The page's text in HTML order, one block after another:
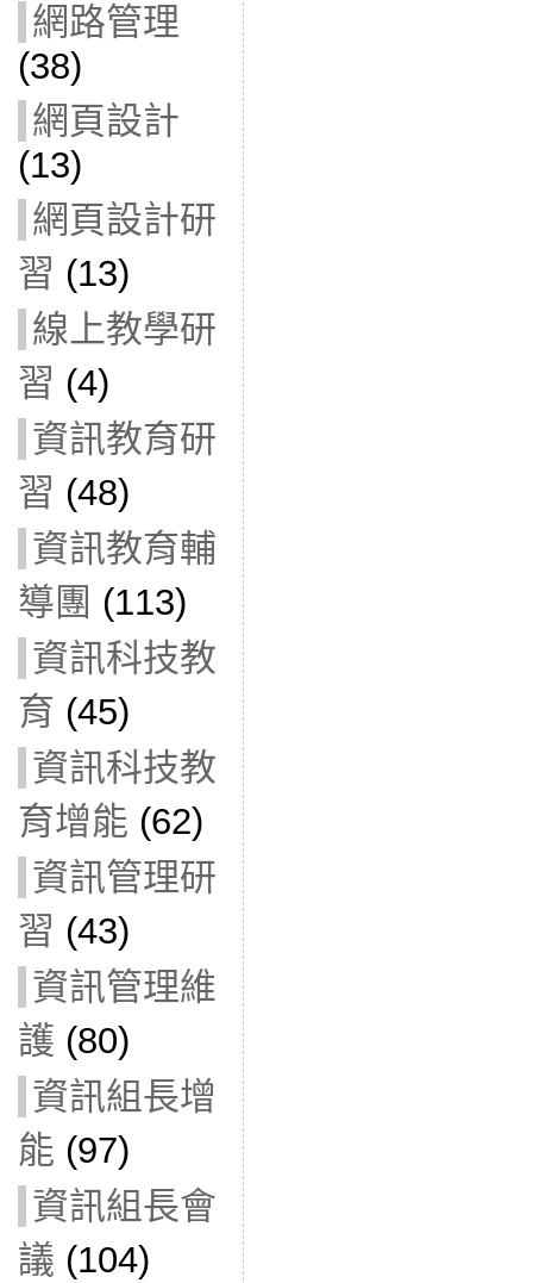
網路管理
(38)
網頁設計
(13)
網頁設計研
習 (13)
線上教學研
習 (4)
資訊教育研
習 (48)
資訊教育輔
導團 (113)
資訊科技教
育 (45)
資訊科技教
育增能 (62)
資訊管理研
習 (43)
資訊管理維
護 (80)
資訊組長增
能 (97)
資訊組長會
議 (104)